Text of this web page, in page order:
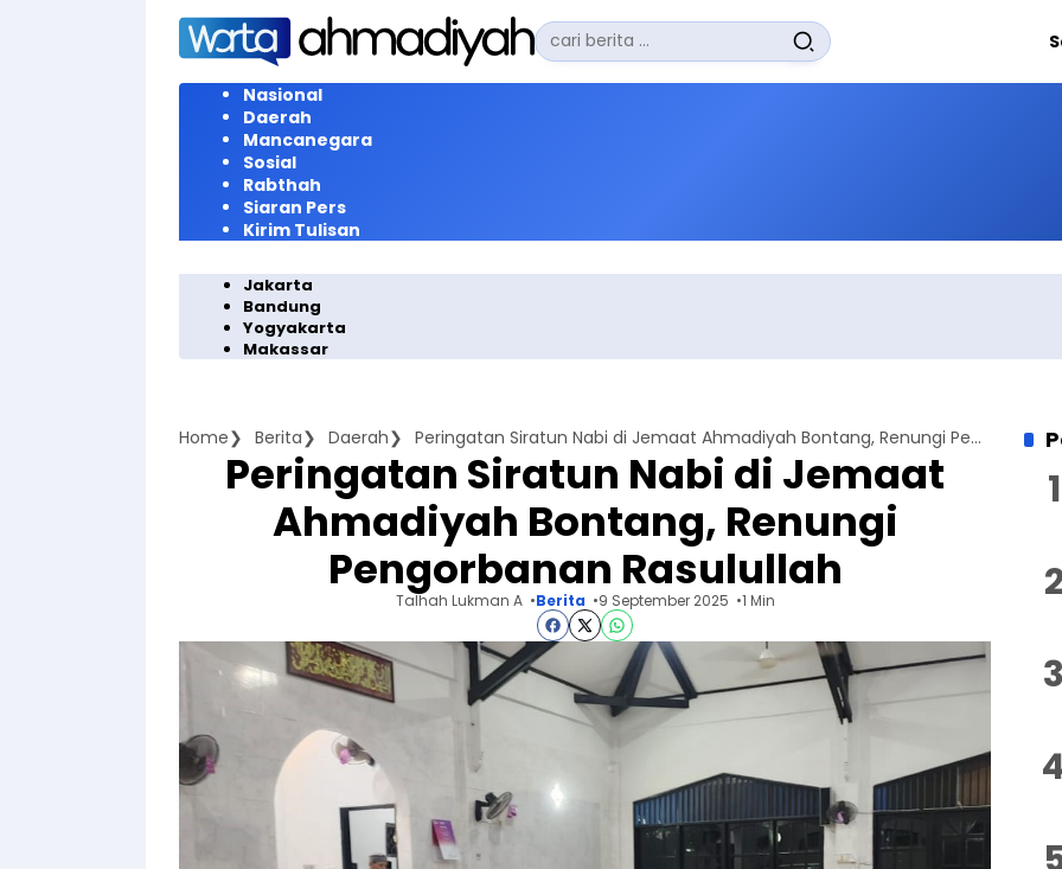
Langsung
konten
Pencarian
untuk:
Nasional
Daerah
Mancanegara
Sosial
Rabthah
Siaran Pers
Kirim Tulisan
Jakarta
Bandung
Yogyakarta
Makassar
Home Berita Daerah Peringatan Siratun Nabi di Jemaat Ahmadiyah Bontang, Renungi Pengorbanan Rasulullah
Peringatan Siratun Nabi di Jemaat
Ahmadiyah Bontang, Renungi
Pengorbanan Rasulullah
Talhah Lukman A Berita 9 September 2025 1 Min